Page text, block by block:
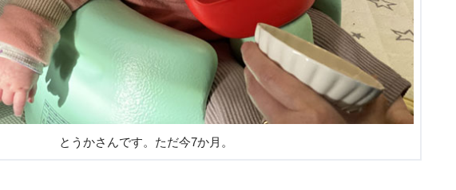
とうかさんです。ただ今7か月。